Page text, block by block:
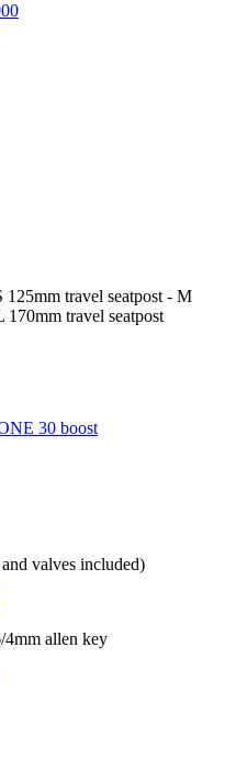
125mm travel seatpost - M
travel seatpost
30 boost
valves included)
4mm allen key